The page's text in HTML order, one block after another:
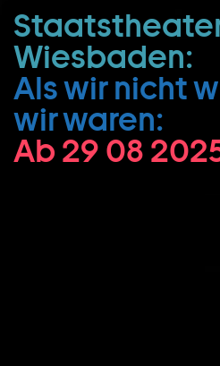
Zum Hauptinhalt
Zum Footer springen
Wiesbaden:
Als wir nicht
wir waren:
Ab 29 08